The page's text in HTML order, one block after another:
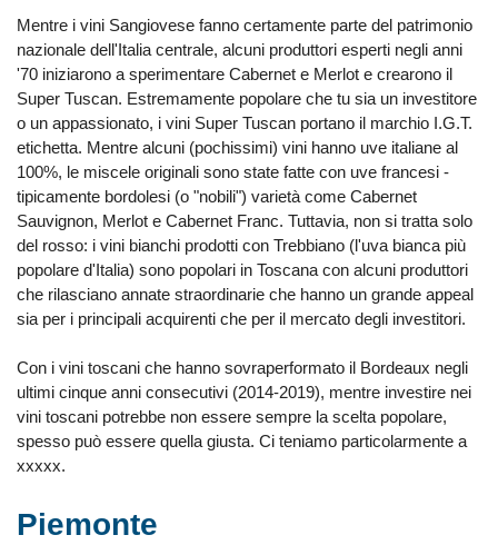
Mentre i vini Sangiovese fanno certamente parte del patrimonio
nazionale dell'Italia centrale, alcuni produttori esperti negli anni
'70 iniziarono a sperimentare Cabernet e Merlot e crearono il
Super Tuscan. Estremamente popolare che tu sia un investitore
o un appassionato, i vini Super Tuscan portano il marchio I.G.T.
etichetta. Mentre alcuni (pochissimi) vini hanno uve italiane al
100%, le miscele originali sono state fatte con uve francesi -
tipicamente bordolesi (o "nobili") varietà come Cabernet
Sauvignon, Merlot e Cabernet Franc. Tuttavia, non si tratta solo
del rosso: i vini bianchi prodotti con Trebbiano (l'uva bianca più
popolare d'Italia) sono popolari in Toscana con alcuni produttori
che rilasciano annate straordinarie che hanno un grande appeal
sia per i principali acquirenti che per il mercato degli investitori.
Con i vini toscani che hanno sovraperformato il Bordeaux negli
ultimi cinque anni consecutivi (2014-2019), mentre investire nei
vini toscani potrebbe non essere sempre la scelta popolare,
spesso può essere quella giusta. Ci teniamo particolarmente a
xxxxx.
Piemonte